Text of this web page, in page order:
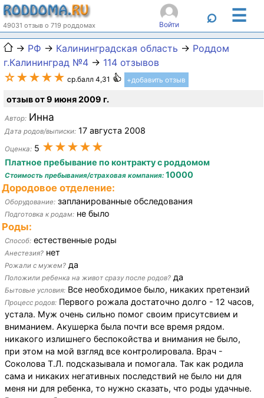
49031 отзыв о 719 роддомах Войти ⌕ ☰
→ РФ → Калининградская область → Роддом
г.Калининград №4 → 114 отзывов
☆★★★★ ср.балл 4,31 +добавить отзыв
отзыв от 9 июня 2009 г.
Автор: Инна
Дата родов/выписки: 17 августа 2008
Оценка: 5 ★★★★★
Платное пребывание по контракту с роддомом
Стоимость пребывания/страховая компания: 10000
Дородовое отделение:
Оборудование: запланированные обследования
Подготовка к родам: не было
Роды:
Способ: естественные роды
Анестезия? нет
Рожали с мужем? да
Положили ребенка на живот сразу после родов? да
Бытовые условия: Все необходимое было, никаких претензий
Процесс родов: Первого рожала достаточно долго - 12 часов,
устала. Муж очень сильно помог своим присутсвием и
вниманием. Акушерка была почти все время рядом.
никакого излишнего беспокойства и внимания не было,
при этом на мой взгляд все контролировала. Врач -
Соколова Т.Л. подсказывала и помогала. Так как родила
сама и никаких негативных последствий не было ни для
меня ни для ребенка, то нужно сказать, что роды удачные.